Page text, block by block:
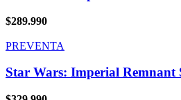
$289.990
PREVENTA
Star Wars: Imperial Remnant